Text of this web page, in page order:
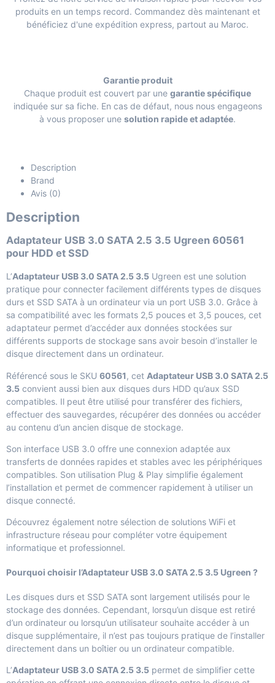
produits en un temps record. Commandez dès maintenant et
bénéficiez d'une expédition express, partout au Maroc.
Garantie produit
Chaque produit est couvert par une garantie spécifique
indiquée sur sa fiche. En cas de défaut, nous nous engageons
à vous proposer une solution rapide et adaptée.
Description
Brand
Avis (0)
Description
Adaptateur USB 3.0 SATA 2.5 3.5 Ugreen 60561
pour HDD et SSD
L’Adaptateur USB 3.0 SATA 2.5 3.5 Ugreen est une solution
pratique pour connecter facilement différents types de disques
durs et SSD SATA à un ordinateur via un port USB 3.0. Grâce à
sa compatibilité avec les formats 2,5 pouces et 3,5 pouces, cet
adaptateur permet d’accéder aux données stockées sur
différents supports de stockage sans avoir besoin d’installer le
disque directement dans un ordinateur.
Référencé sous le SKU 60561, cet Adaptateur USB 3.0 SATA 2.5
3.5 convient aussi bien aux disques durs HDD qu’aux SSD
compatibles. Il peut être utilisé pour transférer des fichiers,
effectuer des sauvegardes, récupérer des données ou accéder
au contenu d’un ancien disque de stockage.
Son interface USB 3.0 offre une connexion adaptée aux
transferts de données rapides et stables avec les périphériques
compatibles. Son utilisation Plug & Play simplifie également
l’installation et permet de commencer rapidement à utiliser un
disque connecté.
Découvrez également notre sélection de solutions WiFi et
infrastructure réseau pour compléter votre équipement
informatique et professionnel.
Pourquoi choisir l’Adaptateur USB 3.0 SATA 2.5 3.5 Ugreen ?
Les disques durs et SSD SATA sont largement utilisés pour le
stockage des données. Cependant, lorsqu’un disque est retiré
d’un ordinateur ou lorsqu’un utilisateur souhaite accéder à un
disque supplémentaire, il n’est pas toujours pratique de l’installer
directement dans un boîtier ou un ordinateur compatible.
L’Adaptateur USB 3.0 SATA 2.5 3.5 permet de simplifier cette